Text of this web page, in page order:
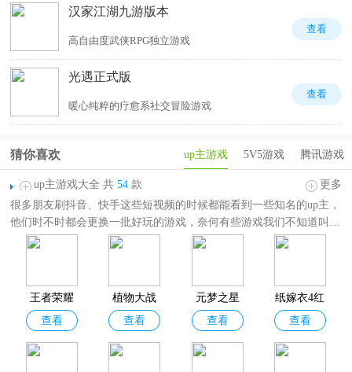
汉家江湖九游版本
高自由度武侠RPG独立游戏
查看
光遇正式版
暖心纯粹的疗愈系社交冒险游戏
查看
up主游戏 5V5游戏 腾讯游戏
猜你喜欢
up主游戏大全 共 54 款
更多
很多朋友刷抖音、快手这些短视频的时候都能看到一些知名的up主，
他们时不时都会更换一批好玩的游戏，奈何有些游戏我们不知道叫什
么名字，为此小编特意带来了这份
up主游戏大全
，这里包含了诸多
游戏有着独特的玩法，可以让玩家体验全新的欢乐。还在等什么呢？
有需要的朋友们欢迎前来下载体验。
王者荣耀
查看
植物大战
僵尸杂交
版手机版
查看
元梦之星
官方正版
查看
纸嫁衣4红
丝缠
查看